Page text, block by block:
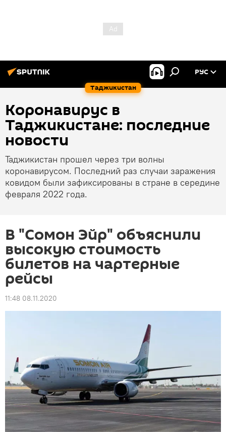
Таджикистан
РУС
Коронавирус в
Таджикистане: последние
новости
Таджикистан прошел через три волны
коронавирусом. Последний раз случаи заражения
ковидом были зафиксированы в стране в середине
февраля 2022 года.
В "Сомон Эйр" объяснили
высокую стоимость
билетов на чартерные
рейсы
11:48 08.11.2020